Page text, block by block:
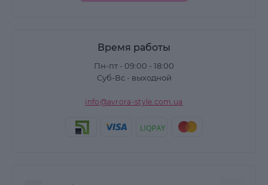
Время работы
Пн-пт - 09:00 - 18:00
Суб-Вс - выходной
info@avrora-style.com.ua